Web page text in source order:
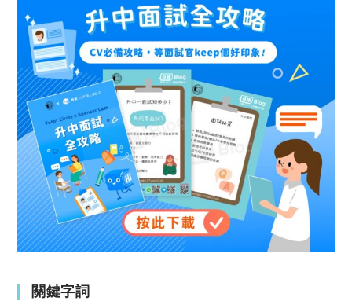
關鍵字詞